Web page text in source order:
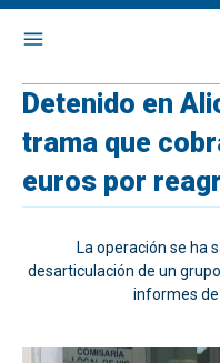
Detenido en
trama que
euros por
La operación se ha
desarticulación de un
informes